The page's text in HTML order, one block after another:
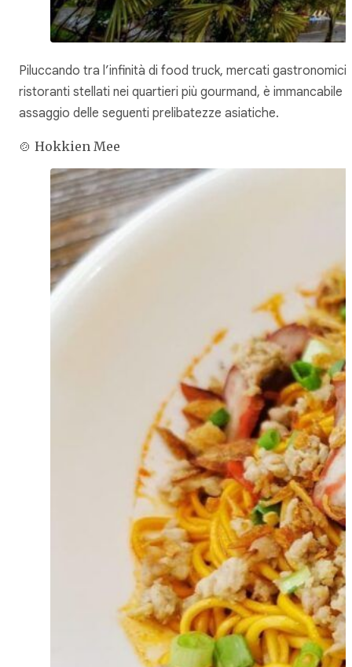
Piluccando tra l’infinità di food truck, mercati gastronomici
ristoranti stellati nei quartieri più gourmand, è immancabile
assaggio delle seguenti prelibatezze asiatiche.
🍲 Hokkien Mee